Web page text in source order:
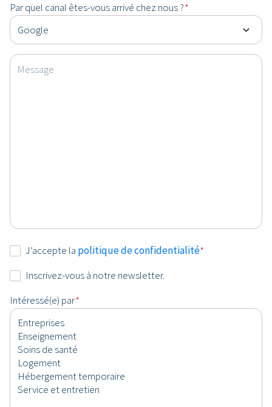
Par quel canal êtes-vous arrivé chez nous ?*
Message
Consentement
J’accepte la politique de confidentialité*
Newsletter
Inscrivez-vous à notre newsletter.
Intéressé(e) par*